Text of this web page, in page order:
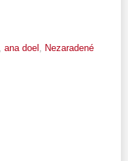
ana doel Nezaradené